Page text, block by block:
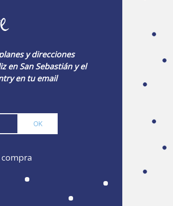
y direcciones
en San Sebastián y el
en tu email